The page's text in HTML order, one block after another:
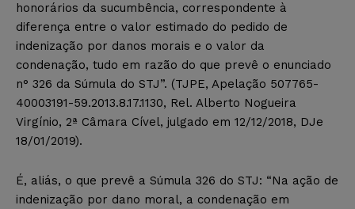
honorários da sucumbência, correspondente à
diferença entre o valor estimado do pedido de
indenização por danos morais e o valor da
condenação, tudo em razão do que prevê o enunciado
n° 326 da Súmula do STJ”. (TJPE, Apelação 507765-
40003191-59.2013.8.17.1130, Rel. Alberto Nogueira
Virgínio, 2ª Câmara Cível, julgado em 12/12/2018, DJe
18/01/2019).
É, aliás, o que prevê a Súmula 326 do STJ: “Na ação de
indenização por dano moral, a condenação em